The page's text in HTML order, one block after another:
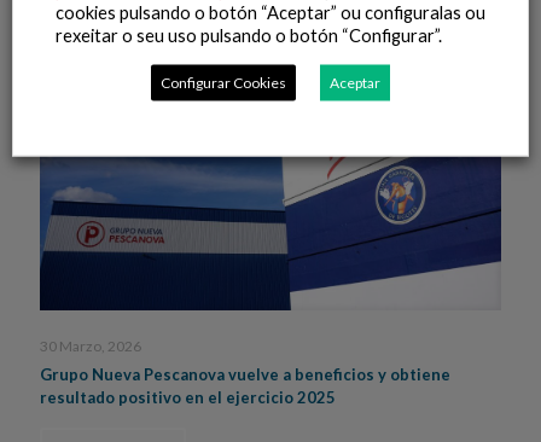
30 Marzo, 2026
Grupo Nueva Pescanova vuelve a beneficios y obtiene
resultado positivo en el ejercicio 2025
cookies pulsando o botón “Aceptar” ou configuralas ou
rexeitar o seu uso pulsando o botón “Configurar”.
Configurar Cookies Aceptar